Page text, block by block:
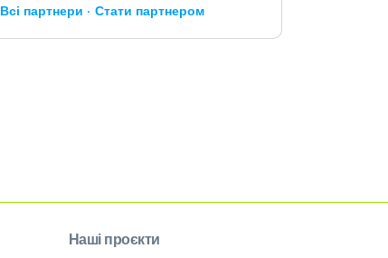
Всі партнери Стати партнером
Наші проєкти